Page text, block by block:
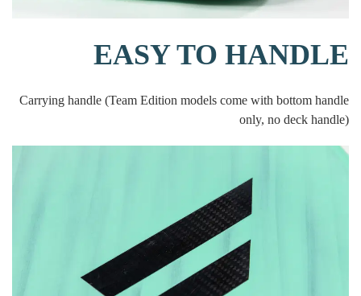
EASY TO HANDLE
Carrying handle (Team Edition models come with bottom handle
only, no deck handle)